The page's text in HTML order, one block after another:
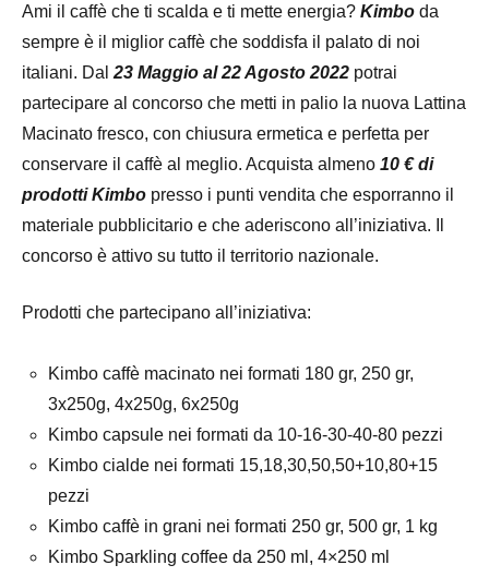
Ami il caffè che ti scalda e ti mette energia? Kimbo da
sempre è il miglior caffè che soddisfa il palato di noi
italiani. Dal 23 Maggio al 22 Agosto 2022 potrai
partecipare al concorso che metti in palio la nuova Lattina
Macinato fresco, con chiusura ermetica e perfetta per
conservare il caffè al meglio. Acquista almeno 10 € di
prodotti Kimbo presso i punti vendita che esporranno il
materiale pubblicitario e che aderiscono all’iniziativa. Il
concorso è attivo su tutto il territorio nazionale.
Prodotti che partecipano all’iniziativa:
Kimbo caffè macinato nei formati 180 gr, 250 gr,
3x250g, 4x250g, 6x250g
Kimbo capsule nei formati da 10-16-30-40-80 pezzi
Kimbo cialde nei formati 15,18,30,50,50+10,80+15
pezzi
Kimbo caffè in grani nei formati 250 gr, 500 gr, 1 kg
Kimbo Sparkling coffee da 250 ml, 4×250 ml